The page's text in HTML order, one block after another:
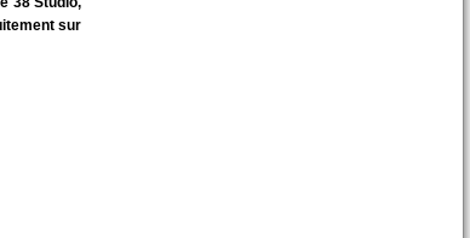
sur